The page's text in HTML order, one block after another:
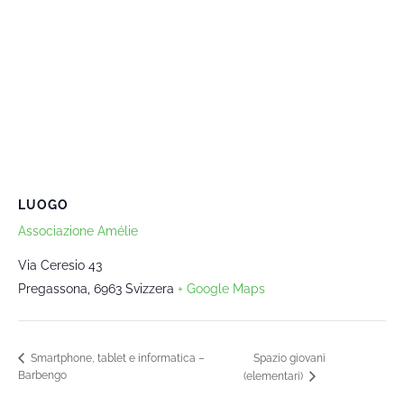
LUOGO
Associazione Amélie
Via Ceresio 43
Pregassona 6963 Svizzera + Google Maps
Smartphone, tablet e informatica –
Barbengo
Spazio giovani
(elementari)